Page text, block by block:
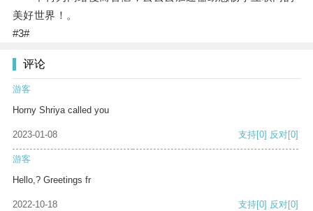
美好世界！。
#3#
评论
游客
Horny Shriya called you
2023-01-08 支持[0] 反对[0]
游客
Hello,? Greetings fr
2022-10-18 支持[0] 反对[0]